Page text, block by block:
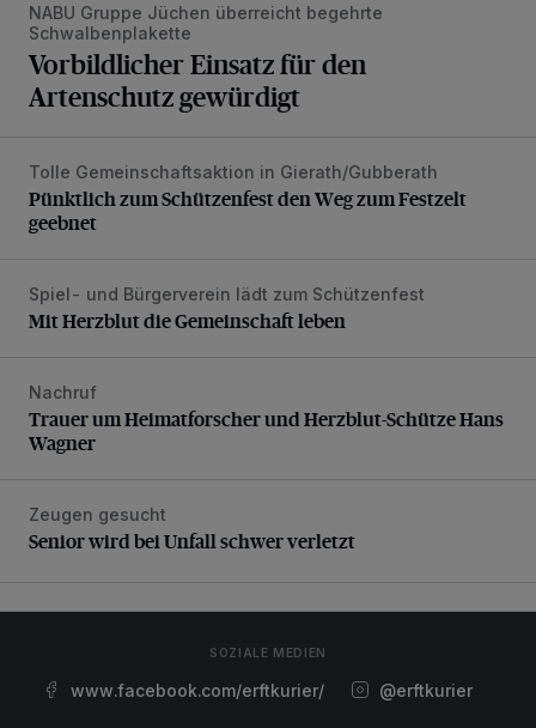
NABU Gruppe Jüchen überreicht begehrte
Schwalbenplakette
Vorbildlicher Einsatz für den
Artenschutz gewürdigt
Pünktlich zum Schützenfest den Weg zum Festzelt
Tolle Gemeinschaftsaktion in Gierath/Gubberath
Pünktlich zum Schützenfest den Weg zum Festzelt
geebnet
Mit Herzblut die Gemeinschaft leben
Spiel- und Bürgerverein lädt zum Schützenfest
Mit Herzblut die Gemeinschaft leben
Trauer um Heimatforscher und Herzblut-Schütze Hans
Nachruf
Trauer um Heimatforscher und Herzblut-Schütze Hans
Wagner
Senior wird bei Unfall schwer verletzt
Zeugen gesucht
Senior wird bei Unfall schwer verletzt
SOZIALE MEDIEN
www.facebook.com/erftkurier/ @erftkurier